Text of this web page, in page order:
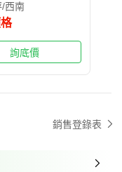
西南
詢底價
銷售登錄表